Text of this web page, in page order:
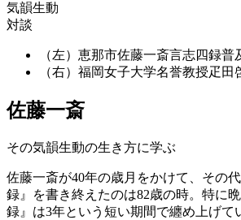
気韻生動
対談
（左）恵那市佐藤一斎言志四録普
（右）福岡女子大学名誉教授疋田
佐藤一斎
その気韻生動の生き方に学ぶ
佐藤一斎が40年の歳月をかけて、その
録』を書き終えたのは82歳の時。特に
録』は3年という短い期間で纏め上げて